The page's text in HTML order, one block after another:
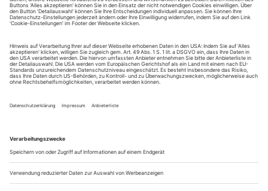
zwölf Tänzer*innen des Opera Ballet Vlaanderen umringt
wird, Tänzer*innen, die schwarzen Baumwollstoff, Ledergürtel
und Derby-Schuhe tragen. Man denkt sofort an
Konzertkleidung, nur ohne jede...
Taulant Shehu «Zwischenland»
Hagen
Hingabe ans Zeitgenössische streckt er sich nicht nach dem
Triumph von Virtuosität oder wiedererkannter Story, sondern
macht sich lang, weit und spiralig, hin zum Einssein mit dem
Bewegen, dem Veränderlich- und Mit-Anderen-Sein.